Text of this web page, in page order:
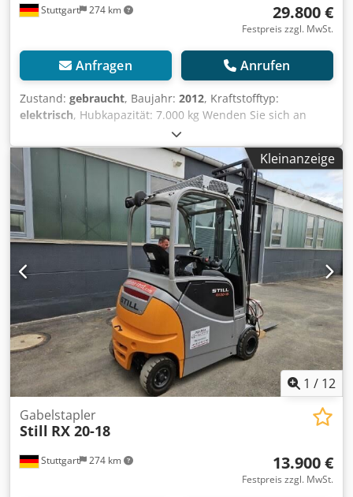
Stuttgart 274 km 29.800 €
Festpreis zzgl. MwSt.
Anfragen Anrufen
Zustand: gebraucht, Baujahr: 2012, Kraftstofftyp:
elektrisch, Hubkapazität: 7.000 kg Wenden Sie sich an
Gebrauchtgeräte Center, um weitere Informationen zu
erhalten. Cjdozfl Dpjpfx Acborf DE01
Kleinanzeige
1 / 12
Stuttgart 274 km
Gabelstapler
Still RX 20-18
13.900 €
Festpreis zzgl. MwSt.